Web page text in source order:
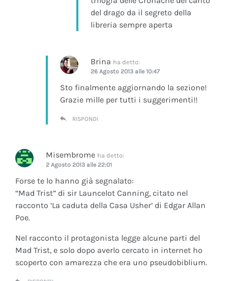
del drago da il segreto della
libreria sempre aperta
Brina ha detto:
26 Agosto 2013 alle 10:47
Sto finalmente aggiornando la sezione!
Grazie mille per tutti i suggerimenti!!
RISPONDI
Misembrome ha detto:
2 Agosto 2013 alle 22:01
Forse te lo hanno già segnalato:
“Mad Trist” di sir Launcelot Canning, citato nel
racconto ‘La caduta della Casa Usher’ di Edgar Allan
Poe.
Nel racconto il protagonista legge alcune parti del
Mad Trist, e solo dopo averlo cercato in internet ho
scoperto con amarezza che era uno pseudobiblium.